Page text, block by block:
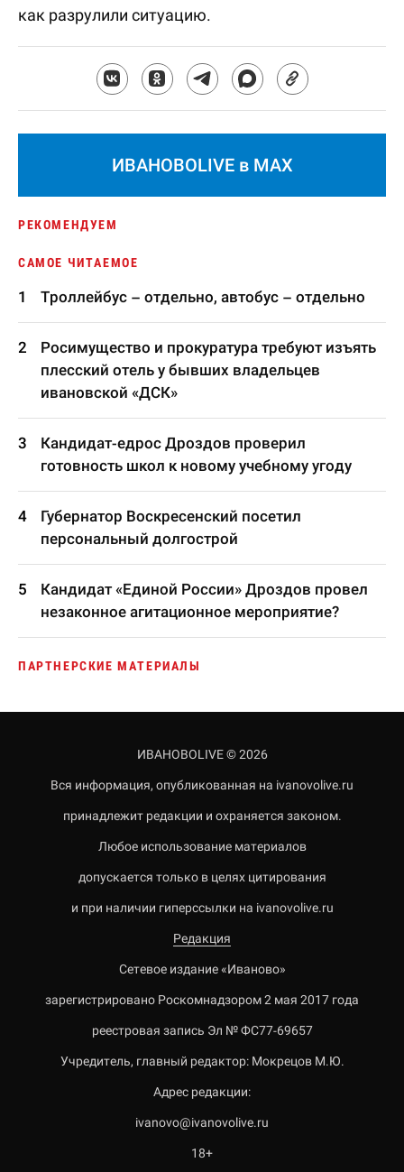
как разрулили ситуацию.
ИВАНОВОLIVE в MAX
РЕКОМЕНДУЕМ
САМОЕ ЧИТАЕМОЕ
Троллейбус – отдельно, автобус – отдельно
Росимущество и прокуратура требуют изъять
плесский отель у бывших владельцев
ивановской «ДСК»
Кандидат-едрос Дроздов проверил
готовность школ к новому учебному угоду
Губернатор Воскресенский посетил
персональный долгострой
Кандидат «Единой России» Дроздов провел
незаконное агитационное мероприятие?
ПАРТНЕРСКИЕ МАТЕРИАЛЫ
ИВАНОВОLIVE © 2026
Вся информация, опубликованная на ivanovolive.ru
принадлежит редакции и охраняется законом.
Любое использование материалов
допускается только в целях цитирования
и при наличии гиперссылки на ivanovolive.ru
Редакция
Сетевое издание «Иваново»
зарегистрировано Роскомнадзором 2 мая 2017 года
реестровая запись Эл № ФС77-69657
Учредитель, главный редактор: Мокрецов М.Ю.
Адрес редакции:
ivanovo@ivanovolive.ru
18+